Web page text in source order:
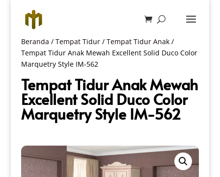
Beranda / Tempat Tidur/ Tempat Tidur Anak/
Tempat Tidur Anak Mewah Excellent Solid Duco Color
Marquetry Style IM-562
Tempat Tidur Anak Mewah
Excellent Solid Duco Color
Marquetry Style IM-562